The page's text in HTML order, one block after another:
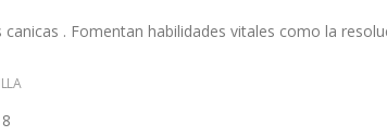
. Fomentan habilidades vitales como la
8